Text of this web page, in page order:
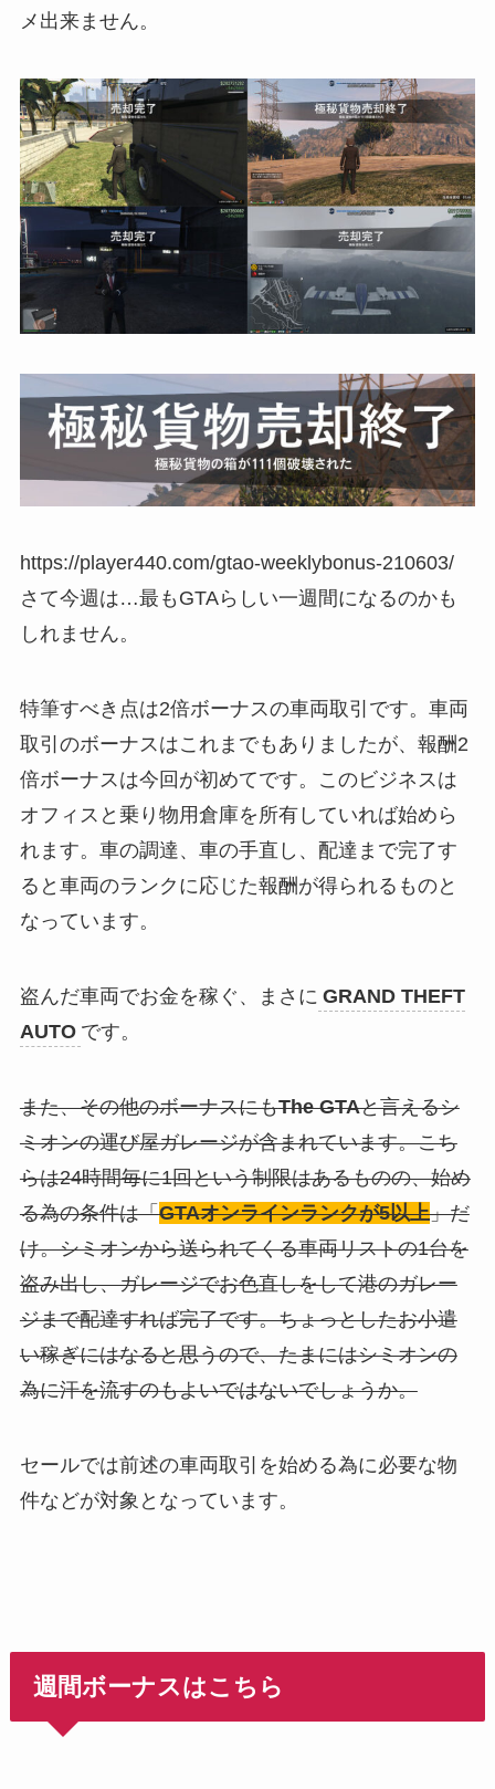
メ出来ません。
https://player440.com/gtao-weeklybonus-210603/
さて今週は…最もGTAらしい一週間になるのかも
しれません。
特筆すべき点は2倍ボーナスの車両取引です。車両
取引のボーナスはこれまでもありましたが、報酬2
倍ボーナスは今回が初めてです。このビジネスは
オフィスと乗り物用倉庫を所有していれば始めら
れます。車の調達、車の手直し、配達まで完了す
ると車両のランクに応じた報酬が得られるものと
なっています。
盗んだ車両でお金を稼ぐ、まさに GRAND THEFT
AUTO です。
また、その他のボーナスにもThe GTAと言えるシ
ミオンの運び屋ガレージが含まれています。こち
らは24時間毎に1回という制限はあるものの、始め
る為の条件は「GTAオンラインランクが5以上」だ
け。シミオンから送られてくる車両リストの1台を
盗み出し、ガレージでお色直しをして港のガレー
ジまで配達すれば完了です。ちょっとしたお小遣
い稼ぎにはなると思うので、たまにはシミオンの
為に汗を流すのもよいではないでしょうか。
セールでは前述の車両取引を始める為に必要な物
件などが対象となっています。
週間ボーナスはこちら